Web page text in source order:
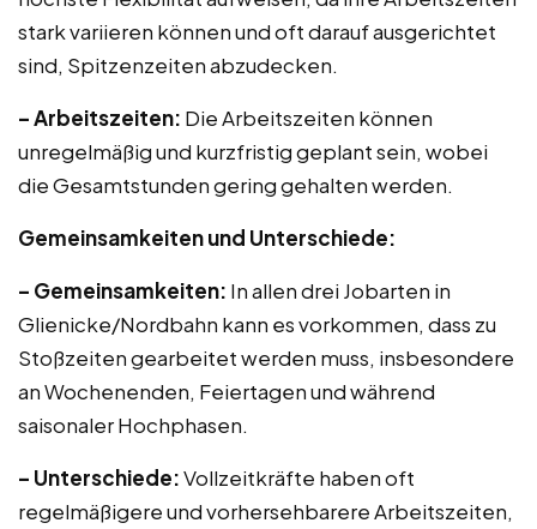
stark variieren können und oft darauf ausgerichtet
sind, Spitzenzeiten abzudecken.
– Arbeitszeiten: Die Arbeitszeiten können
unregelmäßig und kurzfristig geplant sein, wobei
die Gesamtstunden gering gehalten werden.
Gemeinsamkeiten und Unterschiede:
– Gemeinsamkeiten: In allen drei Jobarten in
Glienicke/Nordbahn kann es vorkommen, dass zu
Stoßzeiten gearbeitet werden muss, insbesondere
an Wochenenden, Feiertagen und während
saisonaler Hochphasen.
– Unterschiede:Vollzeitkräfte haben oft
regelmäßigere und vorhersehbarere Arbeitszeiten,